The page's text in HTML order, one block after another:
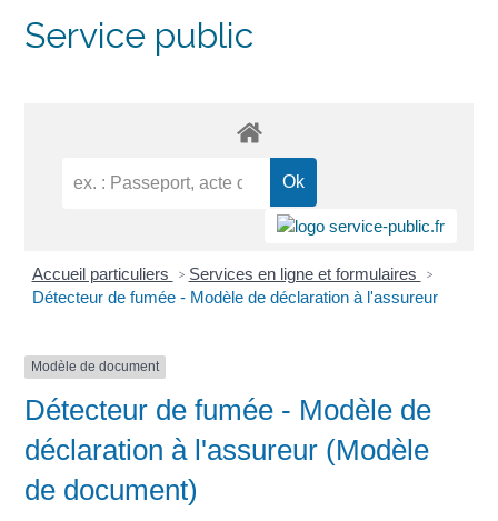
Service public
Accueil particuliers > Services en ligne et formulaires >
Détecteur de fumée - Modèle de déclaration à l'assureur
Modèle de document
Détecteur de fumée - Modèle de
déclaration à l'assureur (Modèle
de document)